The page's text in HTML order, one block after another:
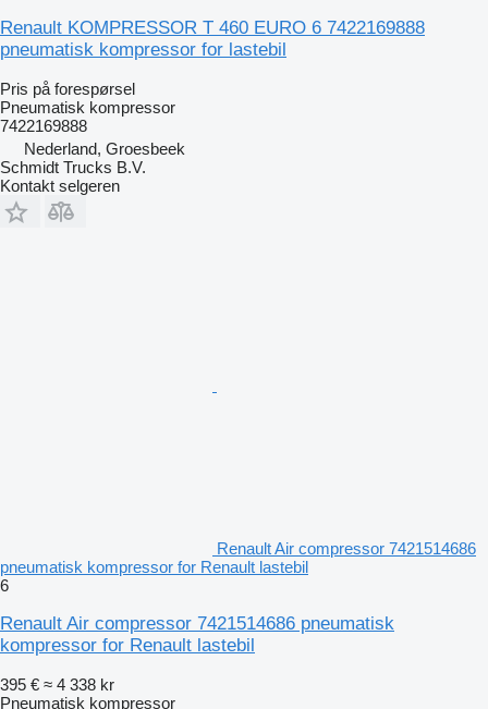
Renault KOMPRESSOR T 460 EURO 6 7422169888
pneumatisk kompressor for lastebil
Pris på forespørsel
Pneumatisk kompressor
7422169888
Nederland, Groesbeek
Schmidt Trucks B.V.
Kontakt selgeren
Renault Air compressor 7421514686
pneumatisk kompressor for Renault lastebil
6
Renault Air compressor 7421514686 pneumatisk
kompressor for Renault lastebil
395 € ≈ 4 338 kr
Pneumatisk kompressor